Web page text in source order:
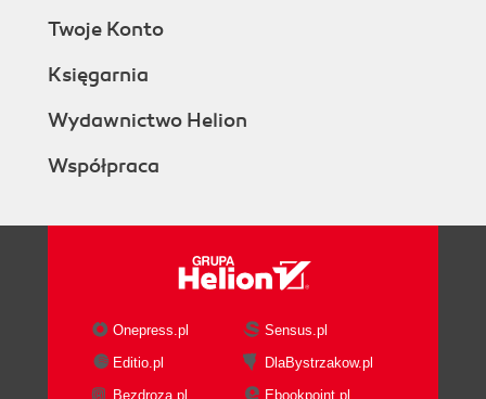
Twoje Konto
Księgarnia
Wydawnictwo Helion
Współpraca
Onepress.pl
Sensus.pl
Editio.pl
DlaBystrzakow.pl
Bezdroza.pl
Ebookpoint.pl